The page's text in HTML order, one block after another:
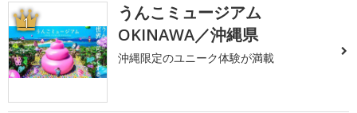
1
うんこミュージアム
OKINAWA／沖縄県
沖縄限定のユニーク体験が満載